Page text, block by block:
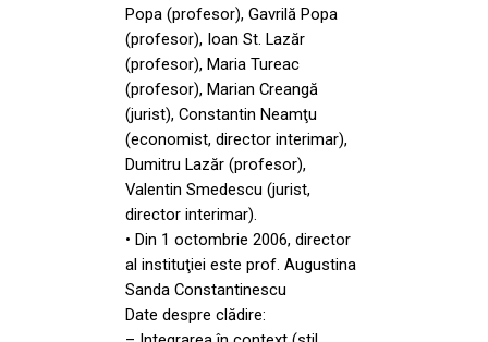
Popa (profesor), Gavrilă Popa
(profesor), Ioan St. Lazăr
(profesor), Maria Tureac
(profesor), Marian Creangă
(jurist), Constantin Neamţu
(economist, director interimar),
Dumitru Lazăr (profesor),
Valentin Smedescu (jurist,
director interimar).
• Din 1 octombrie 2006, director
al instituţiei este prof. Augustina
Sanda Constantinescu
Date despre clădire: